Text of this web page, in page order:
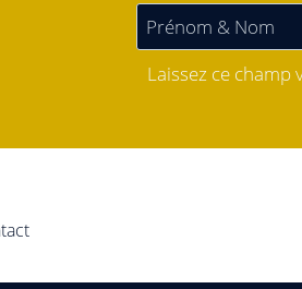
Laissez ce champ